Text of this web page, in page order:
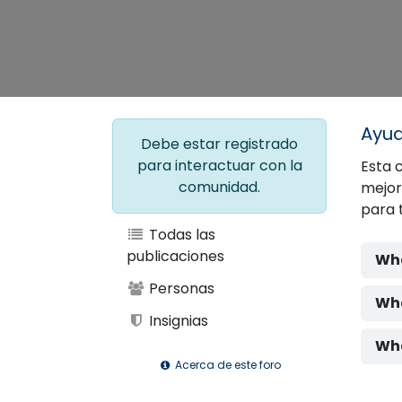
Debe estar registrado
para interactuar con la
comunidad.
Todas las
publicaciones
Personas
Insignias
Acerca de este foro
Esta
para